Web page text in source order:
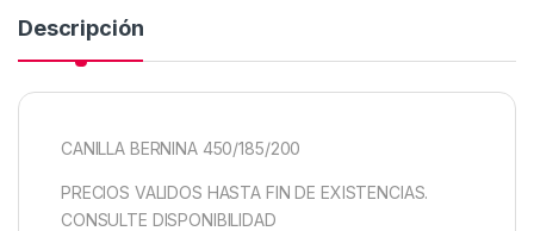
Descripción
CANILLA BERNINA 450/185/200
PRECIOS VALIDOS HASTA FIN DE EXISTENCIAS.
CONSULTE DISPONIBILIDAD